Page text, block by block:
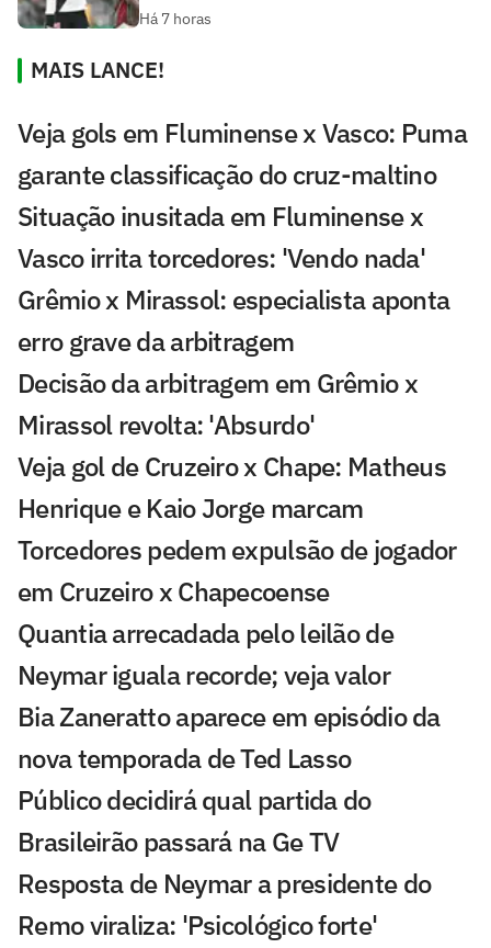
Há 7 horas
MAIS LANCE!
Veja gols em Fluminense x Vasco: Puma
garante classificação do cruz-maltino
Situação inusitada em Fluminense x
Vasco irrita torcedores: 'Vendo nada'
Grêmio x Mirassol: especialista aponta
erro grave da arbitragem
Decisão da arbitragem em Grêmio x
Mirassol revolta: 'Absurdo'
Veja gol de Cruzeiro x Chape: Matheus
Henrique e Kaio Jorge marcam
Torcedores pedem expulsão de jogador
em Cruzeiro x Chapecoense
Quantia arrecadada pelo leilão de
Neymar iguala recorde; veja valor
Bia Zaneratto aparece em episódio da
nova temporada de Ted Lasso
Público decidirá qual partida do
Brasileirão passará na Ge TV
Resposta de Neymar a presidente do
Remo viraliza: 'Psicológico forte'